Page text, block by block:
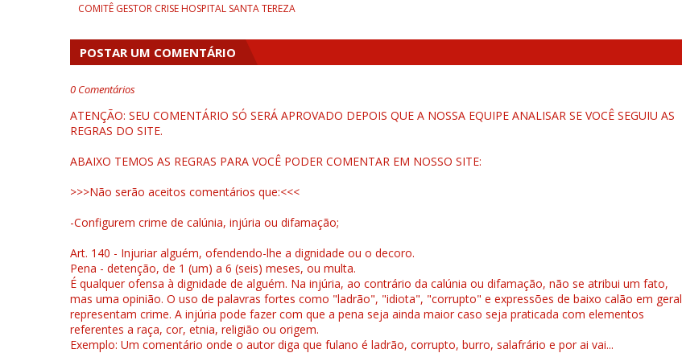
COMITÊ GESTOR CRISE HOSPITAL SANTA TEREZA
POSTAR UM COMENTÁRIO
0 Comentários
ATENÇÃO: SEU COMENTÁRIO SÓ SERÁ APROVADO DEPOIS QUE A NOSSA EQUIPE ANALISAR SE VOCÊ SEGUIU AS
REGRAS DO SITE.
ABAIXO TEMOS AS REGRAS PARA VOCÊ PODER COMENTAR EM NOSSO SITE:
>>>Não serão aceitos comentários que:<<<
-Configurem crime de calúnia, injúria ou difamação;
Art. 140 - Injuriar alguém, ofendendo-lhe a dignidade ou o decoro.
Pena - detenção, de 1 (um) a 6 (seis) meses, ou multa.
É qualquer ofensa à dignidade de alguém. Na injúria, ao contrário da calúnia ou difamação, não se atribui um fato,
mas uma opinião. O uso de palavras fortes como "ladrão", "idiota", "corrupto" e expressões de baixo calão em geral
representam crime. A injúria pode fazer com que a pena seja ainda maior caso seja praticada com elementos
referentes a raça, cor, etnia, religião ou origem.
Exemplo: Um comentário onde o autor diga que fulano é ladrão, corrupto, burro, salafrário e por ai vai...